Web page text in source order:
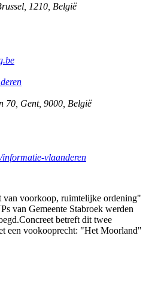
1210 België
70 Gent, 9000 België
vlaanderen
van voorkoop, ruimtelijke ordening"
van Gemeente Stabroek werden
betreft dit twee
een vookooprecht: "Het Moorland"